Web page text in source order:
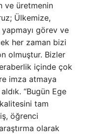
ve üretmenin
Ülkemize,
görev ve
her zaman bizi
olmuştur. Bizler
içinde çok
imza atmaya
“Bugün Ege
tam
öğrenci
olarak